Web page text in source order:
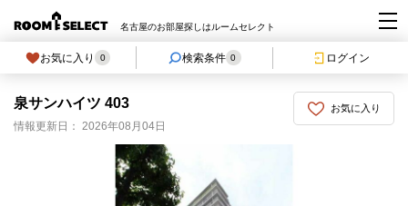
名古屋のお部屋探しはルームセレクト
お気に入り 0 検索条件 0 ログイン
お気に入り
泉サンハイツ 403
情報更新日： 2026年08月04日